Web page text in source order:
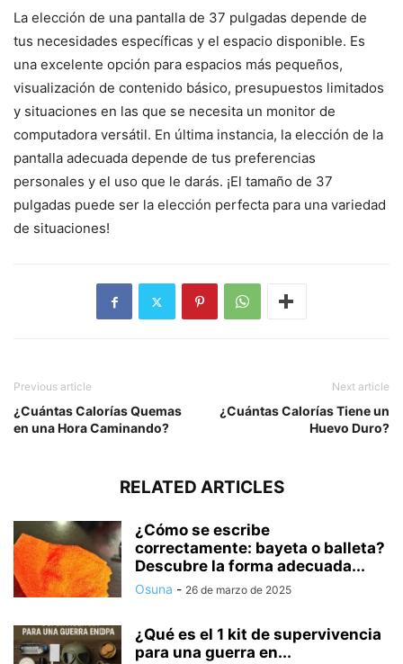
La elección de una pantalla de 37 pulgadas depende de
tus necesidades específicas y el espacio disponible. Es
una excelente opción para espacios más pequeños,
visualización de contenido básico, presupuestos limitados
y situaciones en las que se necesita un monitor de
computadora versátil. En última instancia, la elección de la
pantalla adecuada depende de tus preferencias
personales y el uso que le darás. ¡El tamaño de 37
pulgadas puede ser la elección perfecta para una variedad
de situaciones!
Previous article
¿Cuántas Calorías Quemas
en una Hora Caminando?
Next article
¿Cuántas Calorías Tiene un
Huevo Duro?
RELATED ARTICLES
¿Cómo se escribe
correctamente: bayeta o balleta?
Descubre la forma adecuada...
Osuna - 26 de marzo de 2025
¿Qué es el 1 kit de supervivencia
para una guerra en...